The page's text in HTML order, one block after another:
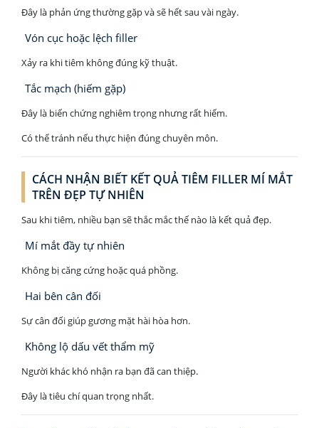
Đây là phản ứng thường gặp và sẽ hết sau vài ngày.
Vón cục hoặc lệch filler
Xảy ra khi tiêm không đúng kỹ thuật.
Tắc mạch (hiếm gặp)
Đây là biến chứng nghiêm trọng nhưng rất hiếm.
Có thể tránh nếu thực hiện đúng chuyên môn.
CÁCH NHẬN BIẾT KẾT QUẢ TIÊM FILLER MÍ MẮT
TRÊN ĐẸP TỰ NHIÊN
Sau khi tiêm, nhiều bạn sẽ thắc mắc thế nào là kết quả đẹp.
Mí mắt đầy tự nhiên
Không bị căng cứng hoặc quá phồng.
Hai bên cân đối
Sự cân đối giúp gương mặt hài hòa hơn.
Không lộ dấu vết thẩm mỹ
Người khác khó nhận ra bạn đã can thiệp.
Đây là tiêu chí quan trọng nhất.